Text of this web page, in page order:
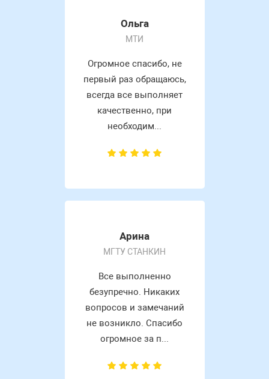
Ольга
МТИ
Огромное спасибо, не
первый раз обращаюсь,
всегда все выполняет
качественно, при
необходим...
Арина
МГТУ СТАНКИН
Все выполненно
безупречно. Никаких
вопросов и замечаний
не возникло. Спасибо
огромное за п...